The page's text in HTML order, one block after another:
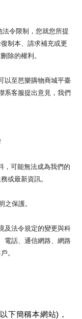
令限制，您就您所提
制本、請求補充或更
除的權利。
以至芭樂購物商城平臺
系客服提出意見，我們
可能無法成為我們的
或最新資訊。
明之保護。
及法令規定的變更與科
電話、通信網路、網路
。
下簡稱本網站)，